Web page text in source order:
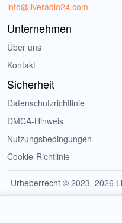
info@liveradio24.com
Unternehmen
Über uns
Kontakt
Sicherheit
Datenschutzrichtlinie
DMCA-Hinweis
Nutzungsbedingungen
Cookie-Richtlinie
Urheberrecht © 2023–2026